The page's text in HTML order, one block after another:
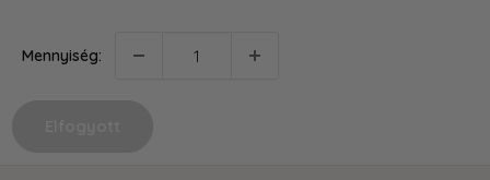
Mennyiség: